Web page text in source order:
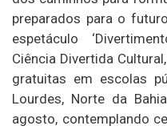
preparados para o
espetáculo
Ciência Divertida
gratuitas em escolas
Lourdes, Norte da
agosto, contemplando